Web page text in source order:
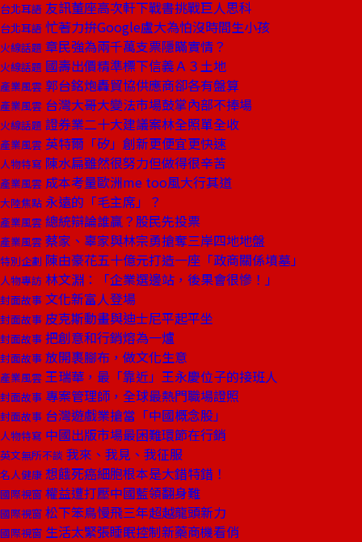
台北耳語 友訊董座高次軒下戰書挑戰巨人思科
台北耳語 忙著力拚Google盧大為怕沒時間生小孩
火線話題 章民強為兩千萬支票隱瞞實情？
火線話題 國壽出價精準標下信義Ａ３土地
產業風雲 郭台銘炮轟貿協供應商卻各有盤算
產業風雲 台灣大哥大變法市場鼓掌內部不捧場
火線話題 證券業二十大建議案林全照單全收
產業風雲 英特爾「矽」創新更便宜更快速
人物特寫 陳水扁雖然很努力但做得很辛苦
產業風雲 成本考量歐洲me too風大行其道
大陸焦點 永遠的「毛主席」？
產業風雲 總統辯論誰贏？股民先投票
產業風雲 蔡家、辜家與林宗勇搶奪三岸四地地盤
特別企劃 陳由豪花五十億元打造一座「政商關係墳墓」
人物專訪 林文淵：「企業選邊站，後果會很慘！」
封面故事 文化新富人登場
封面故事 皮克斯動畫與迪士尼平起平坐
封面故事 把創意和行銷熔為一爐
封面故事 放開裹腳布，做文化生意
產業風雲 王瑞華，最「靠近」王永慶位子的接班人
封面故事 專案管理師，全球最熱門職場證照
封面故事 台灣遊戲業搶當「中國概念股」
人物特寫 中國出版市場最困難環節在行銷
英文無所不談 我來、我見、我征服
名人健康 想餓死癌細胞根本是大錯特錯！
國際視窗 權益遭打壓中國藍領翻身難
國際視窗 松下笨鳥慢飛三年超越龍頭新力
國際視窗 生活太緊張睡眠控制新藥商機看俏